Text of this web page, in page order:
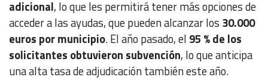
adicional, lo que les permitirá tener más opciones de
acceder a las ayudas, que pueden alcanzar los 30.000
euros por municipio. El año pasado, el 95 % de los
solicitantes obtuvieron subvención, lo que anticipa
una alta tasa de adjudicación también este año.